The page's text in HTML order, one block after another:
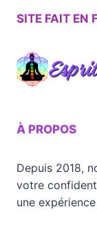
SITE FAIT EN
À PROPOS
Depuis 2018,
votre
une